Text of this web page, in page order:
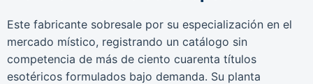
Este fabricante sobresale por su especialización en el
mercado místico, registrando un catálogo sin
competencia de más de ciento cuarenta títulos
esotéricos formulados bajo demanda. Su planta